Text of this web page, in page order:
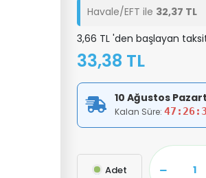
Havale/EFT ile 32,37 TL
3,66 TL 'den başlayan
33,38 TL
10 Ağustos
Kalan Süre:
Adet